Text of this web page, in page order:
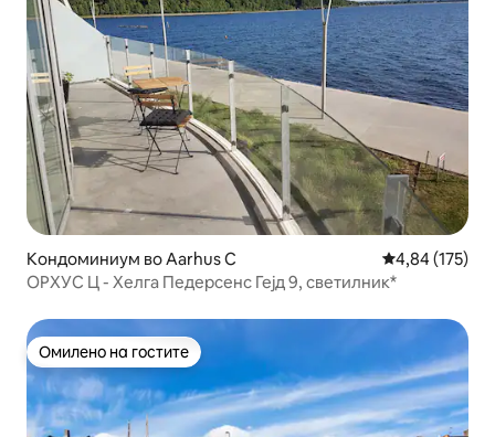
Кондоминиум во Aarhus C Просечна
4,84 (175)
ОРХУС Ц - Хелга Педерсенс Гејд 9, светилник*
Омилено на гостите
Омилено на гостите